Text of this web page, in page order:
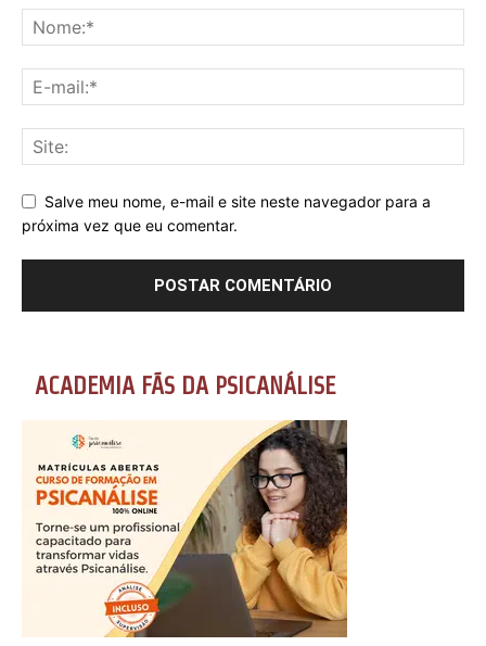
Salve meu nome, e-mail e site neste navegador para a
próxima vez que eu comentar.
ACADEMIA FÃS DA PSICANÁLISE